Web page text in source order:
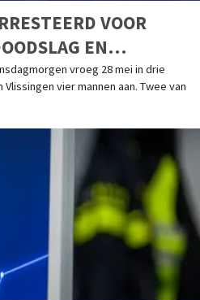
VOOR
EN
vroeg 28 mei in drie
vier mannen aan. Twee van